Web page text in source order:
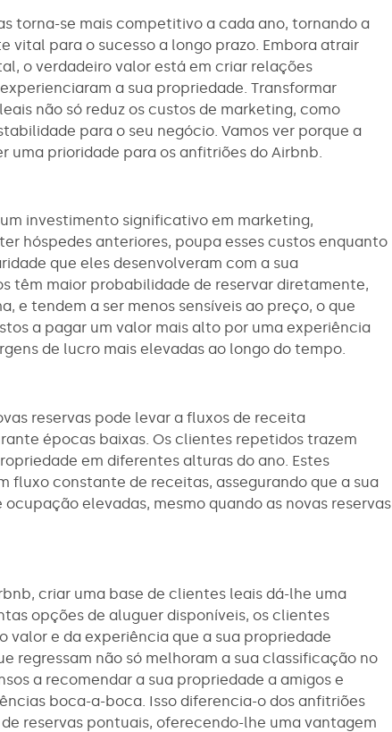
torna-se mais competitivo a cada ano, tornando a
vital para o sucesso a longo prazo. Embora atrair
o verdadeiro valor está em criar relações
a sua propriedade. Transformar
não só reduz os custos de marketing, como
para o seu negócio. Vamos ver porque a
uma prioridade para os anfitriões do Airbnb.
investimento significativo em marketing,
hóspedes anteriores, poupa esses custos enquanto
que eles desenvolveram com a sua
têm maior probabilidade de reservar diretamente,
e tendem a ser menos sensíveis ao preço, o que
a pagar um valor mais alto por uma experiência
de lucro mais elevadas ao longo do tempo.
reservas pode levar a fluxos de receita
épocas baixas. Os clientes repetidos trazem
em diferentes alturas do ano. Estes
fluxo constante de receitas, assegurando que a sua
elevadas, mesmo quando as novas reservas
criar uma base de clientes leais dá-lhe uma
opções de aluguer disponíveis, os clientes
valor e da experiência que a sua propriedade
regressam não só melhoram a sua classificação no
a recomendar a sua propriedade a amigos e
boca-a-boca. Isso diferencia-o dos anfitriões
reservas pontuais, oferecendo-lhe uma vantagem